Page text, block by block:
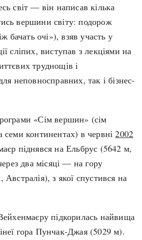
світ — він написав кілька
вершини світу: подорож
бачать очі»), взяв участь у
сліпих, виступав з лекціями на
труднощів і
неповносправних, так і бізнес-
«Сім вершин» (сім
семи континентах) в червні2002
піднявся на Ельбрус (5642 м,
два місяці — на гору
з якої спустився на
підкорилась найвища
гора Пунчак-Джая (5029 м).